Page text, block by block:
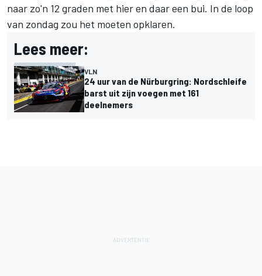
naar zo'n 12 graden met hier en daar een bui. In de loop
van zondag zou het moeten opklaren.
Lees meer:
VLN
24 uur van de Nürburgring: Nordschleife
barst uit zijn voegen met 161
deelnemers